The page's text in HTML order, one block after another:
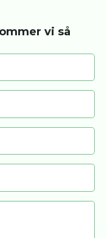
vi så